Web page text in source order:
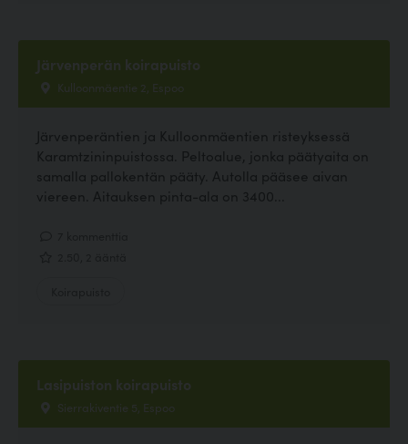
Järvenperän koirapuisto
Kulloonmäentie 2, Espoo
Järvenperäntien ja Kulloonmäentien risteyksessä
Karamtzininpuistossa. Peltoalue, jonka päätyaita on
samalla pallokentän pääty. Autolla pääsee aivan
viereen. Aitauksen pinta-ala on 3400...
Lasipuiston koirapuisto
Sierrakiventie 5, Espoo